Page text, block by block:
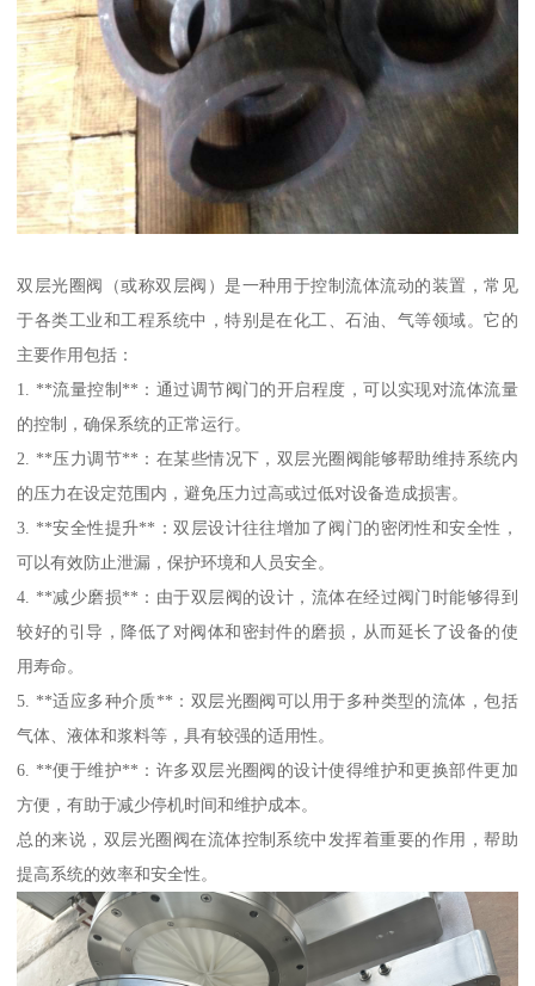
双层光圈阀（或称双层阀）是一种用于控制流体流动的装置，常见
于各类工业和工程系统中，特别是在化工、石油、气等领域。它的
主要作用包括：
1. **流量控制**：通过调节阀门的开启程度，可以实现对流体流量
的控制，确保系统的正常运行。
2. **压力调节**：在某些情况下，双层光圈阀能够帮助维持系统内
的压力在设定范围内，避免压力过高或过低对设备造成损害。
3. **安全性提升**：双层设计往往增加了阀门的密闭性和安全性，
可以有效防止泄漏，保护环境和人员安全。
4. **减少磨损**：由于双层阀的设计，流体在经过阀门时能够得到
较好的引导，降低了对阀体和密封件的磨损，从而延长了设备的使
用寿命。
5. **适应多种介质**：双层光圈阀可以用于多种类型的流体，包括
气体、液体和浆料等，具有较强的适用性。
6. **便于维护**：许多双层光圈阀的设计使得维护和更换部件更加
方便，有助于减少停机时间和维护成本。
总的来说，双层光圈阀在流体控制系统中发挥着重要的作用，帮助
提高系统的效率和安全性。